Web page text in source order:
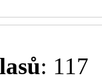
: 117